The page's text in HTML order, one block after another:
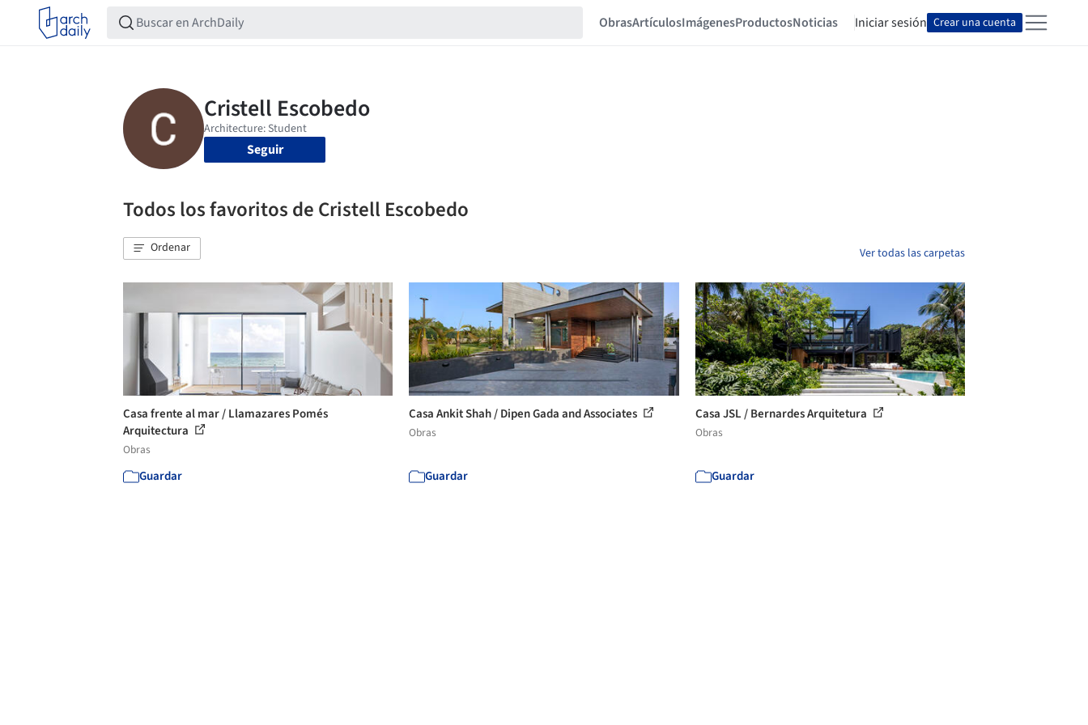
ObrasArtículosImágenesProductosNoticias Iniciar sesión Crear una cuenta
Seguir
Todos los favoritos de Cristell Escobedo
Ordenar Ver todas las carpetas
Casa frente al mar / Llamazares Pomés
Arquitectura
Obras
Guardar
Casa Ankit Shah / Dipen Gada and Associates
Obras
Guardar
Casa JSL / Bernardes Arquitetura
Obras
Guardar